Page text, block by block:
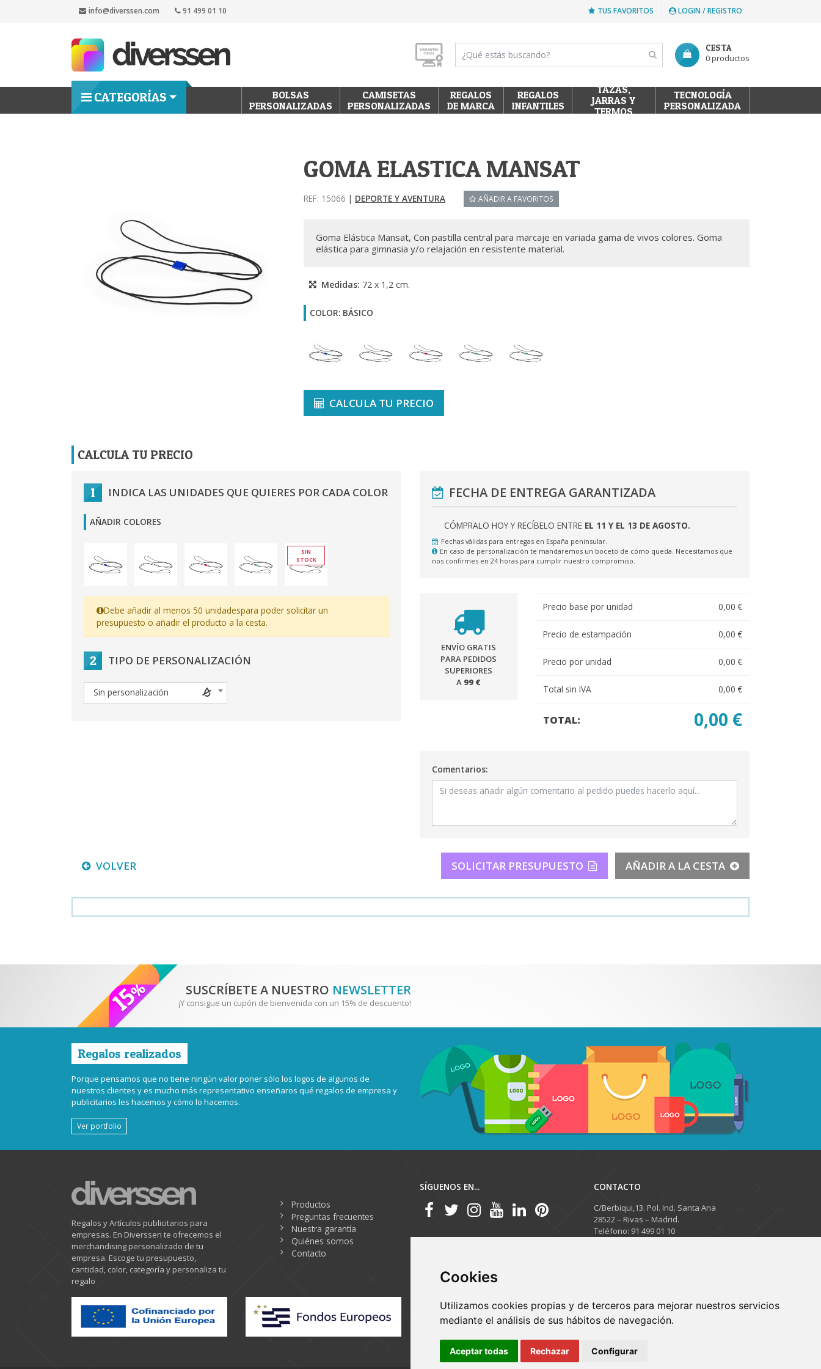
Cookies
Utilizamos cookies propias y de terceros para mejorar nuestros servicios
mediante el análisis de sus hábitos de navegación.
Aceptar todas Rechazar Configurar
info@diverssen.com 91 499 01 10 LOGIN / REGISTRO
TUS FAVORITOS
CESTA
0 productos
CATEGORÍAS
BOLSAS
PERSONALIZADAS
CAMISETAS
PERSONALIZADAS
REGALOS
DE MARCA
REGALOS
INFANTILES
TAZAS,
JARRAS Y
TERMOS
TECNOLOGÍA
PERSONALIZADA
GOMA ELASTICA MANSAT
REF: 15066 | DEPORTE Y AVENTURA AÑADIR A FAVORITOS
Goma Elástica Mansat, Con pastilla central para marcaje en variada gama de vivos colores. Goma
elástica para gimnasia y/o relajación en resistente material.
Medidas: 72 x 1,2 cm.
COLOR: BÁSICO
CALCULA TU PRECIO
CALCULA TU PRECIO
1 INDICA LAS UNIDADES QUE QUIERES POR CADA COLOR
AÑADIR COLORES
SIN
STOCK
Debe añadir al menos 50 unidadespara poder solicitar un
presupuesto o añadir el producto a la cesta.
2 TIPO DE PERSONALIZACIÓN
Sin personalización
FECHA DE ENTREGA GARANTIZADA
CÓMPRALO HOY Y RECÍBELO ENTRE EL 11 Y EL 13 DE AGOSTO.
Fechas válidas para entregas en España peninsular.
En caso de personalización te mandaremos un boceto de cómo queda. Necesitamos que
nos confirmes en 24 horas para cumplir nuestro compromiso.
ENVÍO GRATIS
PARA PEDIDOS
SUPERIORES
A 99 €
Precio base por unidad 0,00 €
Precio de estampación 0,00 €
Precio por unidad 0,00 €
Total sin IVA 0,00 €
TOTAL: 0,00 €
Comentarios:
VOLVER SOLICITAR PRESUPUESTO AÑADIR A LA CESTA
SUSCRÍBETE A NUESTRO NEWSLETTER
¡Y consigue un cupón de bienvenida con un 15% de descuento!
Regalos realizados
Porque pensamos que no tiene ningún valor poner sólo los logos de algunos de
nuestros clientes y es mucho más representativo enseñaros qué regalos de empresa y
publicitarios les hacemos y cómo lo hacemos.
Ver portfolio
Regalos y Artículos publicitarios para
empresas. En Diverssen te ofrecemos el
merchandising personalizado de tu
empresa. Escoge tu presupuesto,
cantidad, color, categoría y personaliza tu
regalo
Productos
Preguntas frecuentes
Nuestra garantía
Quiénes somos
Contacto
SÍGUENOS EN... CONTACTO
C/Berbiqui,13. Pol. Ind. Santa Ana
28522 – Rivas – Madrid.
Teléfono: 91 499 01 10